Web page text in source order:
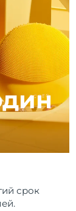
срок